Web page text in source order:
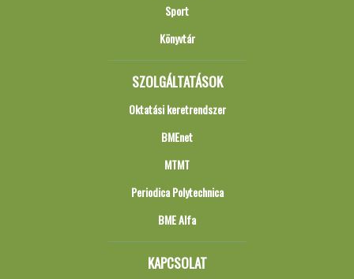
Sport
Könyvtár
SZOLGÁLTATÁSOK
Oktatási keretrendszer
BMEnet
MTMT
Periodica Polytechnica
BME Alfa
KAPCSOLAT